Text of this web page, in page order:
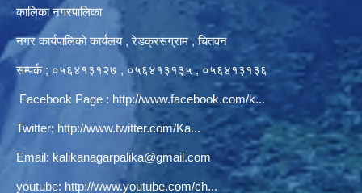
कालिका नगरपालिका
नगर कार्यपालिकाे कार्यलय‍ , रेडक्रसग्राम , चितवन
सम्पर्क ; ०५६४१३१२७ , ०५६४१३१३५ , ०५६४१३१३६
Facebook Page : http://www.facebook.com/k...
Twitter; http://www.twitter.com/Ka...
Email: kalikanagarpalika@gmail.com
youtube: http://www.youtube.com/ch...